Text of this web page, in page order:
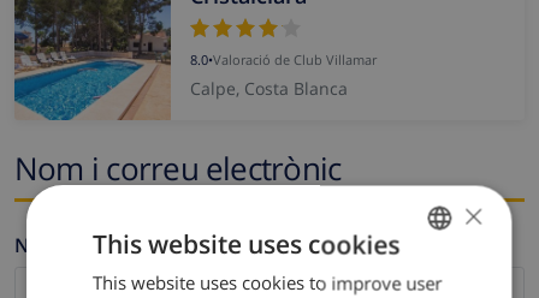
8.0•Valoració de Club Villamar
Calpe, Costa Blanca
Nom i correu electrònic
Nom *
ENGLISH
×
This website uses cookies
This website uses cookies to improve user